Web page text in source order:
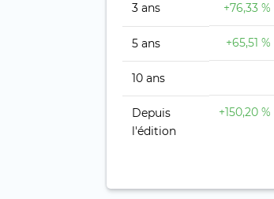
3 ans +76,33 %
5 ans +65,51 %
10 ans
Depuis
l'édition
+150,20 %